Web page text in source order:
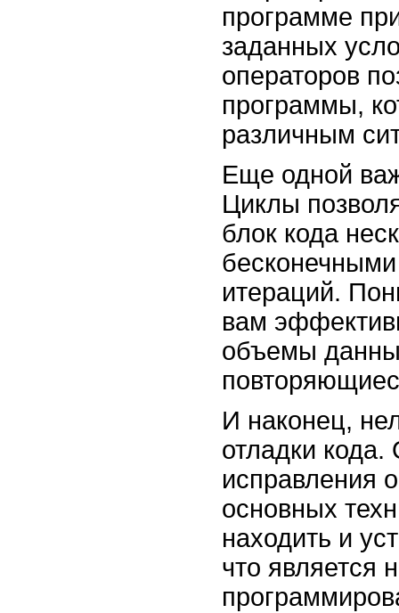
программе
заданных
операторов
программы,
различным
Еще одной
Циклы
блок кода
итераций.
вам
объемы
И наконец,
отладки кода.
исправления
основных
находить и
что является